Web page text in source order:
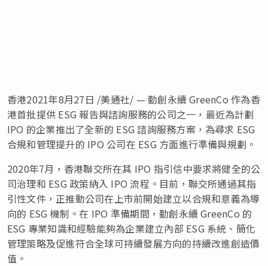
香港2021年8月27日 /美通社/ — 勤創永續 GreenCo 作為香
港首批提供 ESG 報告與諮詢服務的公司之一，最近為計劃
IPO 的企業推出了全新的 ESG 諮詢服務方案，為尋求 ESG
合規和管理提升的 IPO 公司在 ESG 方面進行準備與規劃。
2020年7月，香港聯交所在其 IPO 指引信中要求將健全的公
司治理和 ESG 政策納入 IPO 流程。目前，聯交所通過其指
引性文件，正推動公司在上市前開始建立以合規和意義為導
向的 ESG 機制。在 IPO 準備期間，勤創永續 GreenCo 的
ESG 專業知識和經驗能夠為企業建立內部 ESG 系統、簡化
管理策略及促進符合全球可持續發展方向的持續改進創造價
值。